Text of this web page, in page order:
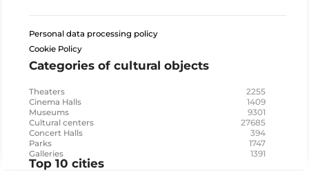
Personal data processing policy
Cookie Policy
Categories of cultural objects
Theaters 2255
Cinema Halls 1409
Museums 9301
Cultural centers 27685
Concert Halls 394
Parks 1747
Galleries 1391
Top 10 cities